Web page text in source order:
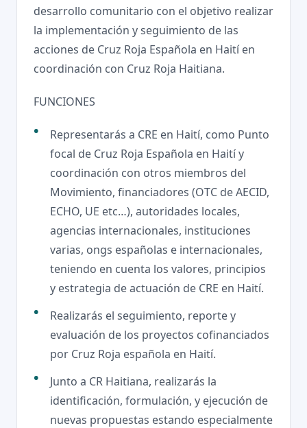
desarrollo comunitario con el objetivo realizar
la implementación y seguimiento de las
acciones de Cruz Roja Española en Haití en
coordinación con Cruz Roja Haitiana.
FUNCIONES
Representarás a CRE en Haití, como Punto
focal de Cruz Roja Española en Haití y
coordinación con otros miembros del
Movimiento, financiadores (OTC de AECID,
ECHO, UE etc…), autoridades locales,
agencias internacionales, instituciones
varias, ongs españolas e internacionales,
teniendo en cuenta los valores, principios
y estrategia de actuación de CRE en Haití.
Realizarás el seguimiento, reporte y
evaluación de los proyectos cofinanciados
por Cruz Roja española en Haití.
Junto a CR Haitiana, realizarás la
identificación, formulación, y ejecución de
nuevas propuestas estando especialmente